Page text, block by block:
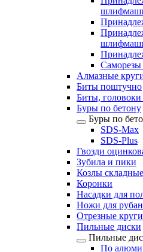
Саморезы
Алмазные
Биты поштучно
Биты, головоки
Буры по бетону
Буры по
SDS-Max
SDS-Plus
Гвозди
Зубила и пики
Козлы складные
Коронки
Насадки для
Ножи для
Отрезные круги
Пильные диски
Пильные
По